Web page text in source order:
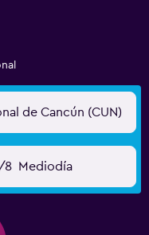
de Cancún (CUN)
8 Mediodía